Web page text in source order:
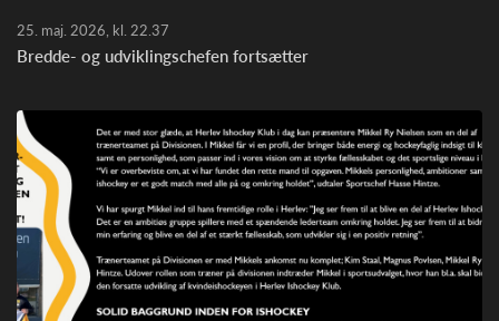
25. maj. 2026, kl. 22.37
Bredde- og udviklingschefen fortsætter